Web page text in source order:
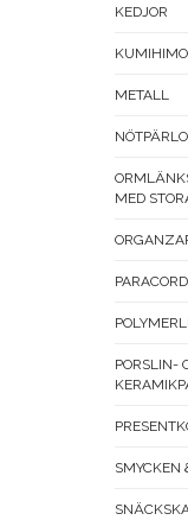
KEDJOR
KUMIHIMO
METALL
MED
PARACORD
PORSLIN-
SMYCKEN